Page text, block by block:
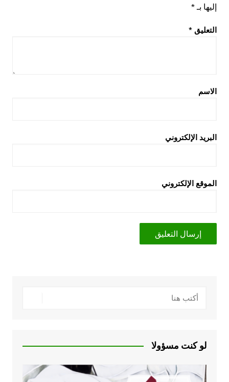
إليها بـ*
التعليق *
الاسم
البريد الإلكتروني
الموقع الإلكتروني
لو كنت مسؤولا